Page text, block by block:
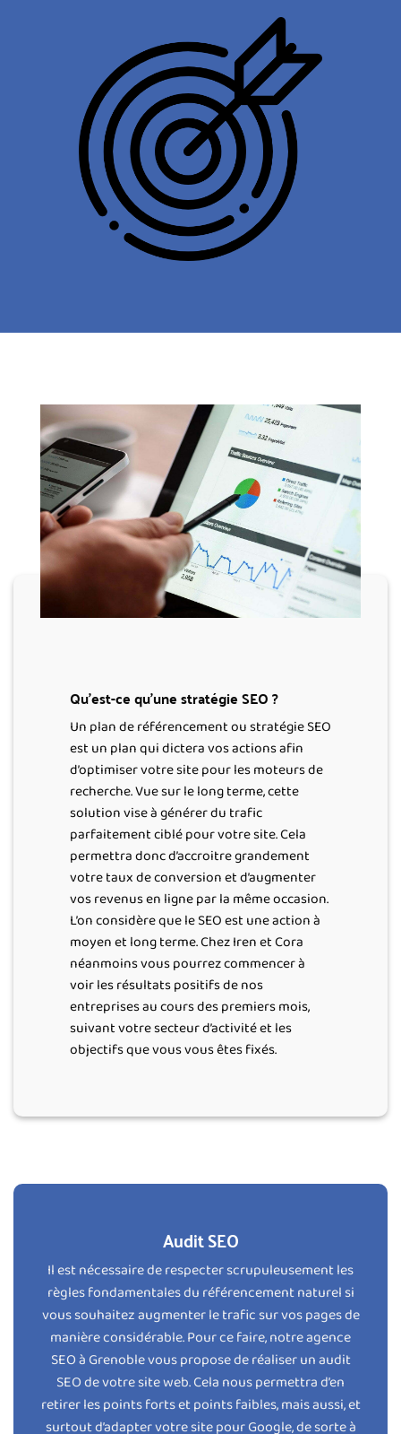
Qu’est-ce qu’une stratégie SEO ?
Un plan de référencement ou stratégie SEO
est un plan qui dictera vos actions afin
d’optimiser votre site pour les moteurs de
recherche. Vue sur le long terme, cette
solution vise à générer du trafic
parfaitement ciblé pour votre site. Cela
permettra donc d’accroitre grandement
votre taux de conversion et d’augmenter
vos revenus en ligne par la même occasion.
L’on considère que le SEO est une action à
moyen et long terme. Chez Iren et Cora
néanmoins vous pourrez commencer à
voir les résultats positifs de nos
entreprises au cours des premiers mois,
suivant votre secteur d’activité et les
objectifs que vous vous êtes fixés.
Audit SEO
Il est nécessaire de respecter scrupuleusement les
règles fondamentales du référencement naturel si
vous souhaitez augmenter le trafic sur vos pages de
manière considérable. Pour ce faire, notre agence
SEO à Grenoble vous propose de réaliser unaudit
SEOde votre site web. Cela nous permettra d’en
retirer les points forts et points faibles, mais aussi, et
surtout d’adapter votre site pour Google, de sorte à